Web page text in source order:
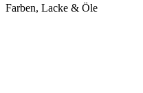
Farben, Lacke & Öle